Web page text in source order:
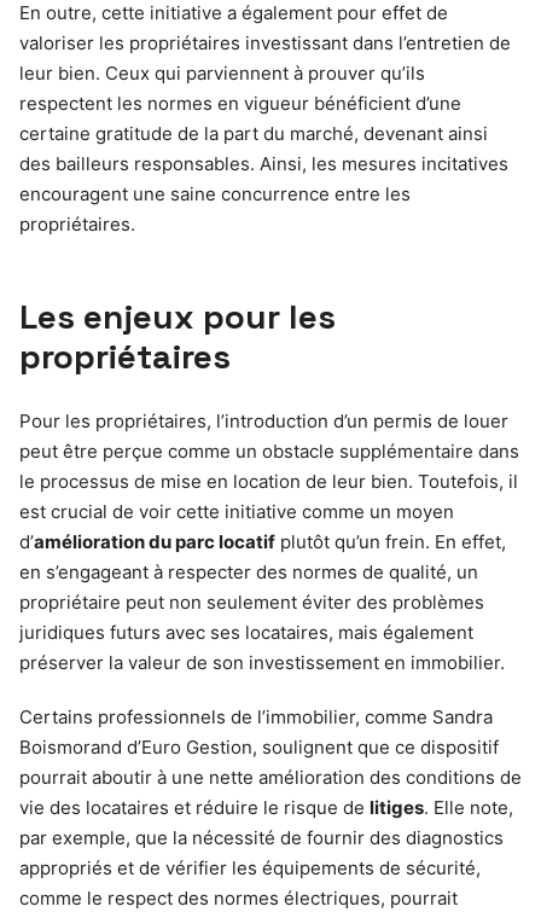
En outre, cette initiative a également pour effet de
valoriser les propriétaires investissant dans l’entretien de
leur bien. Ceux qui parviennent à prouver qu’ils
respectent les normes en vigueur bénéficient d’une
certaine gratitude de la part du marché, devenant ainsi
des bailleurs responsables. Ainsi, les mesures incitatives
encouragent une saine concurrence entre les
propriétaires.
Les enjeux pour les
propriétaires
Pour les propriétaires, l’introduction d’un permis de louer
peut être perçue comme un obstacle supplémentaire dans
le processus de mise en location de leur bien. Toutefois, il
est crucial de voir cette initiative comme un moyen
d’amélioration du parc locatif plutôt qu’un frein. En effet,
en s’engageant à respecter des normes de qualité, un
propriétaire peut non seulement éviter des problèmes
juridiques futurs avec ses locataires, mais également
préserver la valeur de son investissement en immobilier.
Certains professionnels de l’immobilier, comme Sandra
Boismorand d’Euro Gestion, soulignent que ce dispositif
pourrait aboutir à une nette amélioration des conditions de
vie des locataires et réduire le risque de litiges. Elle note,
par exemple, que la nécessité de fournir des diagnostics
appropriés et de vérifier les équipements de sécurité,
comme le respect des normes électriques, pourrait